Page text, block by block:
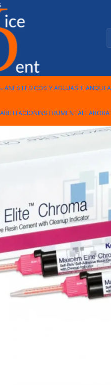
ANESTESICOS Y AGUJAS
INSTRUMENTAL
CEMENTO RESINA